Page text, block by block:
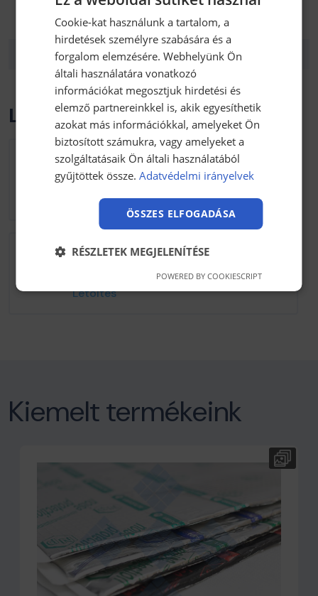
szórakozóhelyek
Tömeg: 2 kg
Letölthető anyagok
FMVSS 302 szabvány
122.59 kB kb / pdf
Letöltés
Protecto PF820 adatlap
154.27 kB kb / pdf
Letöltés
Kiemelt termékeink
Cookie-kat használunk a tartalom, a
hirdetések személyre szabására és a
forgalom elemzésére. Webhelyünk Ön
általi használatára vonatkozó
információkat megosztjuk hirdetési és
elemző partnereinkkel is, akik egyesíthetik
azokat más információkkal, amelyeket Ön
biztosított számukra, vagy amelyeket a
szolgáltatásaik Ön általi használatából
gyűjtöttek össze.Adatvédelmi irányelvek
ÖSSZES ELFOGADÁSA
RÉSZLETEK MEGJELENÍTÉSE
POWERED BY COOKIESCRIPT